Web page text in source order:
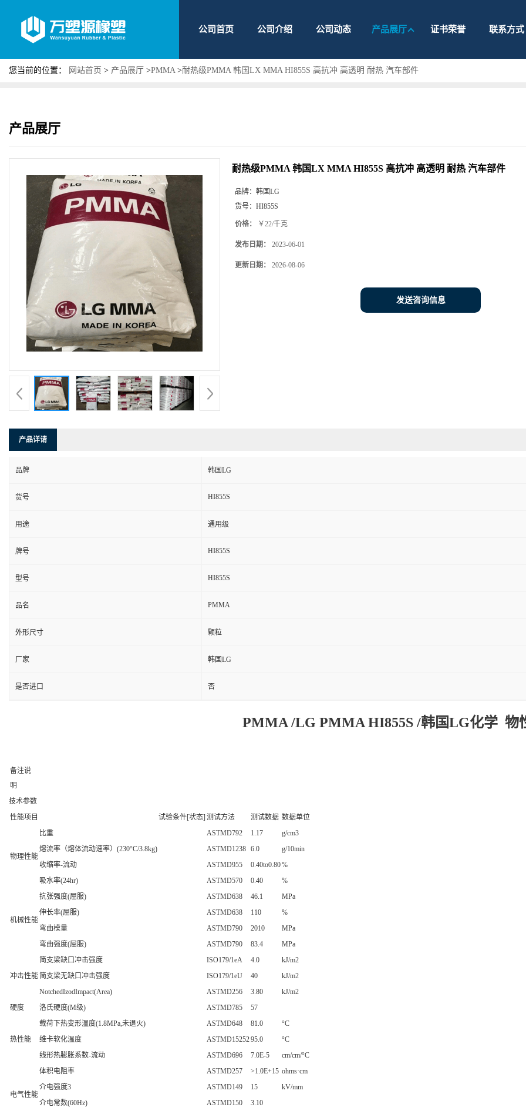
公司首页 公司介绍 公司动态 产品展厅 证书荣誉 联系方式
您当前的位置： 网站首页 > 产品展厅 >PMMA>耐热级PMMA 韩国LX MMA HI855S 高抗冲 高透明 耐热 汽车部件
产品展厅
耐热级PMMA 韩国LX MMA HI855S 高抗冲 高透明 耐热 汽车部件
品牌： 韩国LG
货号： HI855S
价格： ￥22/千克
发布日期： 2023-06-01
更新日期： 2026-08-06
发送咨询信息
产品详请
品牌 韩国LG
货号 HI855S
用途 通用级
牌号 HI855S
型号 HI855S
品名 PMMA
外形尺寸 颗粒
厂家 韩国LG
是否进口 否
PMMA /LG PMMA HI855S /韩国LG化学 物
备注说
明
技术参数
性能项目
试验条件[状态] 测试方法 测试数据 数据单位
物理性能
比重 ASTMD792 1.17
g/cm3
熔流率（熔体流动速率）(230°C/3.8kg)
ASTMD1238 6.0
g/10min
收缩率-流动
ASTMD955 0.40to0.80%
吸水率(24hr)
ASTMD570 0.40 %
机械性能
抗张强度(屈服) ASTMD638 46.1
MPa
伸长率(屈服)
ASTMD638 110
%
弯曲模量
ASTMD790 2010
MPa
弯曲强度(屈服)
ASTMD790 83.4 MPa
冲击性能
简支梁缺口冲击强度 ISO179/1eA 4.0
kJ/m2
简支梁无缺口冲击强度
ISO179/1eU 40
kJ/m2
NotchedIzodImpact(Area)
ASTMD256 3.80
kJ/m2
硬度
洛氏硬度(M级) ASTMD785 57
热性能
载荷下热变形温度(1.8MPa,未退火) ASTMD648 81.0
°C
维卡软化温度
ASTMD1525295.0
°C
线形热膨胀系数-流动
ASTMD696 7.0E-5 cm/cm/°C
电气性能
体积电阻率 ASTMD257 >1.0E+15 ohms·cm
介电强度3
ASTMD149 15
kV/mm
介电常数(60Hz)
ASTMD150
3.10